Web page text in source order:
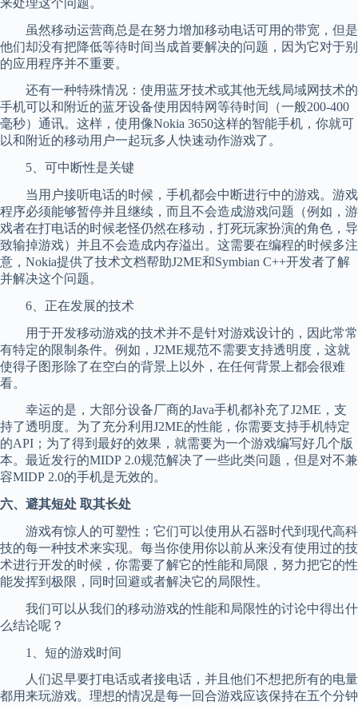
虽然移动运营商总是在努力增加移动电话可用的带宽，但是
他们却没有把降低等待时间当成首要解决的问题，因为它对于别
的应用程序并不重要。
还有一种特殊情况：使用蓝牙技术或其他无线局域网技术的
手机可以和附近的蓝牙设备使用因特网等待时间（一般200-400
毫秒）通讯。这样，使用像Nokia 3650这样的智能手机，你就可
以和附近的移动用户一起玩多人快速动作游戏了。
5、可中断性是关键
当用户接听电话的时候，手机都会中断进行中的游戏。游戏
程序必须能够暂停并且继续，而且不会造成游戏问题（例如，游
戏者在打电话的时候老怪仍然在移动，打死玩家扮演的角色，导
致输掉游戏）并且不会造成内存溢出。这需要在编程的时候多注
意，Nokia提供了技术文档帮助J2ME和Symbian C++开发者了解
并解决这个问题。
6、正在发展的技术
用于开发移动游戏的技术并不是针对游戏设计的，因此常常
有特定的限制条件。例如，J2ME规范不需要支持透明度，这就
使得子图形除了在空白的背景上以外，在任何背景上都会很难
看。
幸运的是，大部分设备厂商的Java手机都补充了J2ME，支
持了透明度。为了充分利用J2ME的性能，你需要支持手机特定
的API；为了得到最好的效果，就需要为一个游戏编写好几个版
本。最近发行的MIDP 2.0规范解决了一些此类问题，但是对不兼
容MIDP 2.0的手机是无效的。
六、避其短处 取其长处
游戏有惊人的可塑性；它们可以使用从石器时代到现代高科
技的每一种技术来实现。每当你使用你以前从来没有使用过的技
术进行开发的时候，你需要了解它的性能和局限，努力把它的性
能发挥到极限，同时回避或者解决它的局限性。
我们可以从我们的移动游戏的性能和局限性的讨论中得出什
么结论呢？
1、短的游戏时间
人们迟早要打电话或者接电话，并且他们不想把所有的电量
都用来玩游戏。理想的情况是每一回合游戏应该保持在五个分钟